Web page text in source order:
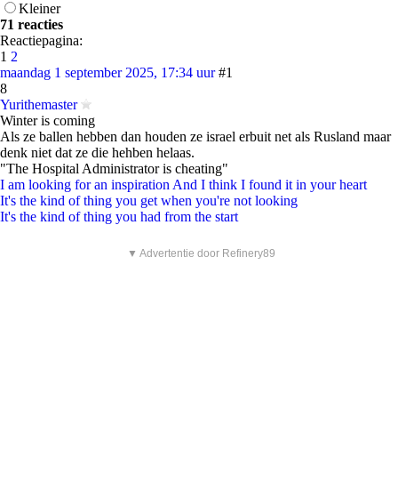
Kleiner
71 reacties
Reactiepagina:
1 2
maandag 1 september 2025, 17:34 uur #1
8
Yurithemaster
Winter is coming
Als ze ballen hebben dan houden ze israel erbuit net als Rusland maar
denk niet dat ze die hehben helaas.
"The Hospital Administrator is cheating"
I am looking for an inspiration And I think I found it in your heart
It's the kind of thing you get when you're not looking
It's the kind of thing you had from the start
▼ Advertentie door Refinery89